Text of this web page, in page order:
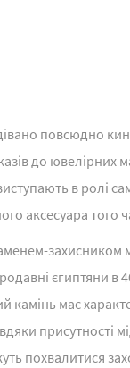
повсюдно
до ювелірних
в ролі
аксесуара того
захисником
єгиптяни в
камінь має
присутності
похвалитися